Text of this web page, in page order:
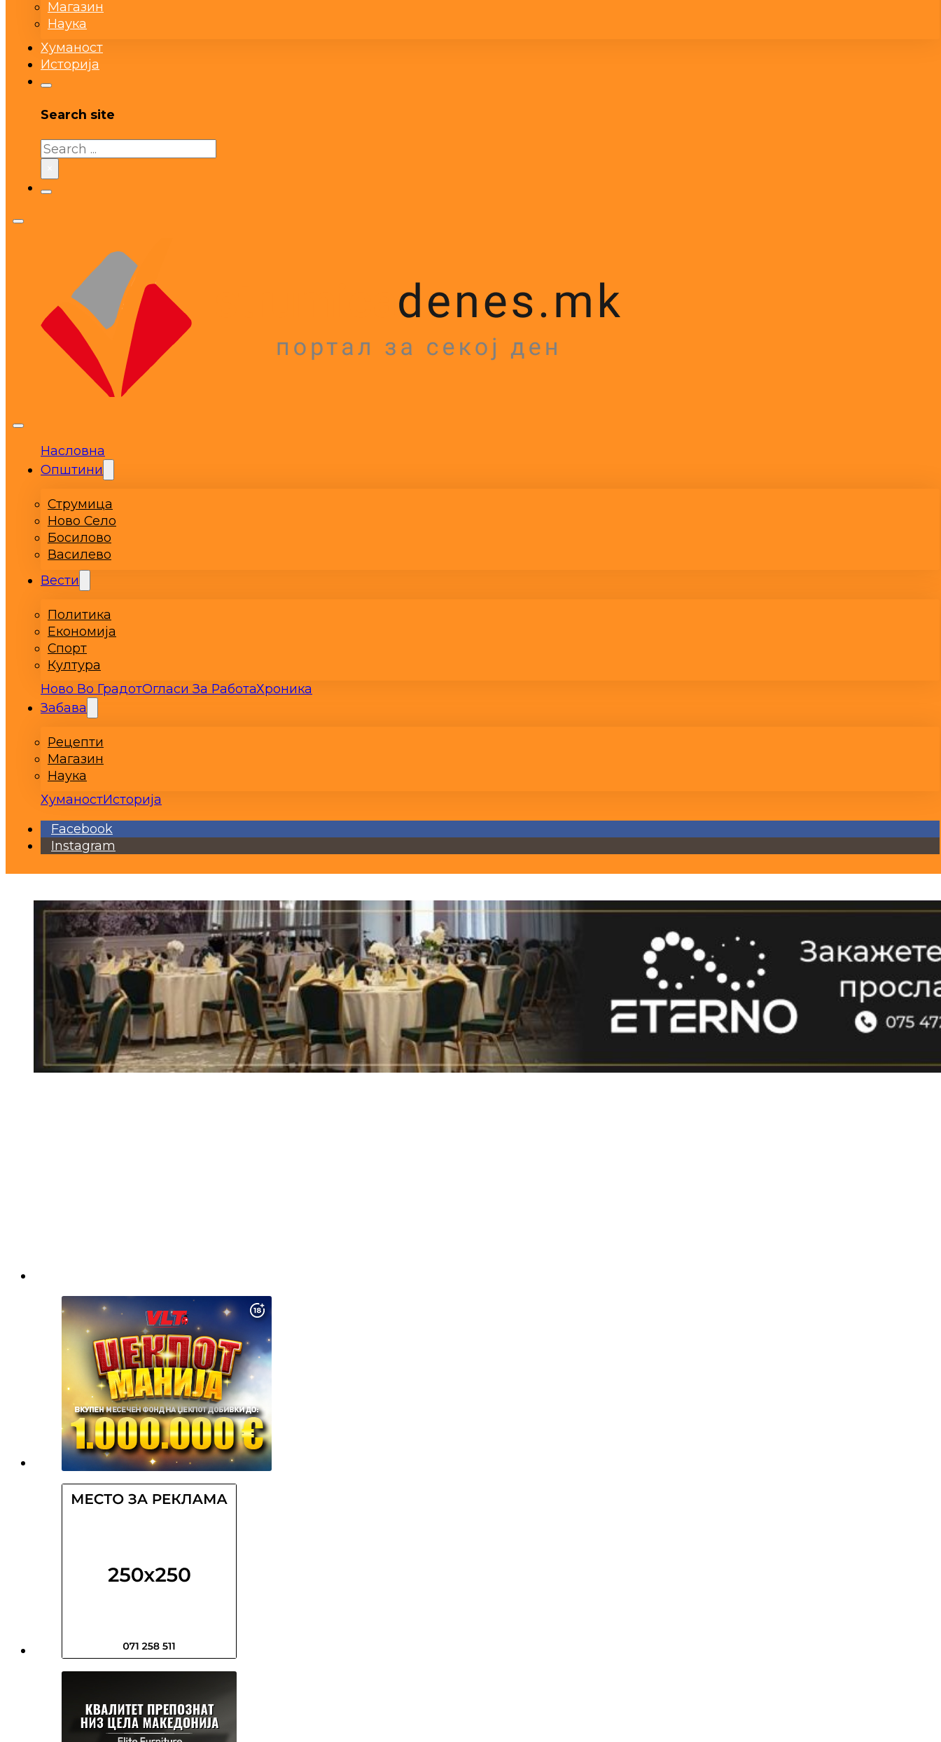
Магазин
Наука
Хуманост
Историја
Search site
Search
Насловна
Општини
Струмица
Ново Село
Босилово
Василево
Вести
Политика
Економија
Спорт
Култура
Ново Во ГрадотОгласи За РаботаХроника
Забава
Рецепти
Магазин
Наука
ХуманостИсторија
Facebook
Instagram